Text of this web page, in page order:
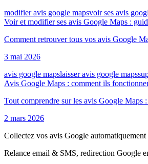
modifier avis google mapsvoir ses avis
Voir et modifier ses avis Google Maps :
Comment retrouver tous vos avis Google
3 mai 2026
avis google mapslaisser avis google maps
Avis Google Maps : comment ils
Tout comprendre sur les avis Google Maps
2 mars 2026
Collectez vos avis Google
Relance email & SMS, redirection Google